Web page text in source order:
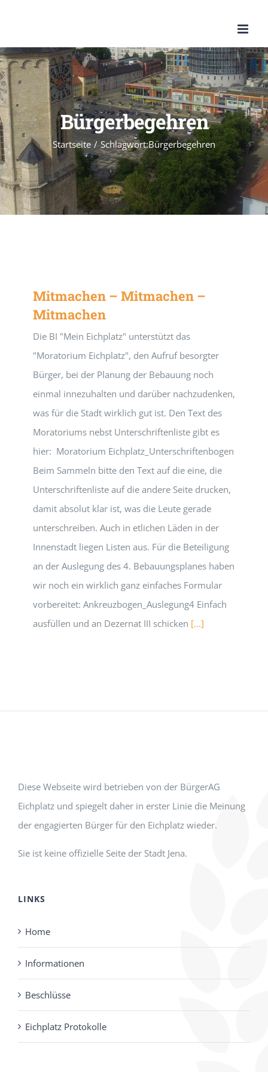
springen
Bürgerbegehren
Startseite / Schlagwort:Bürgerbegehren
Mitmachen – Mitmachen –
Mitmachen
Die BI "Mein Eichplatz" unterstützt das
"Moratorium Eichplatz", den Aufruf besorgter
Bürger, bei der Planung der Bebauung noch
einmal innezuhalten und darüber nachzudenken,
was für die Stadt wirklich gut ist. Den Text des
Moratoriums nebst Unterschriftenliste gibt es
hier: Moratorium Eichplatz_Unterschriftenbogen
Beim Sammeln bitte den Text auf die eine, die
Unterschriftenliste auf die andere Seite drucken,
damit absolut klar ist, was die Leute gerade
unterschreiben. Auch in etlichen Läden in der
Innenstadt liegen Listen aus. Für die Beteiligung
an der Auslegung des 4. Bebauungsplanes haben
wir noch ein wirklich ganz einfaches Formular
vorbereitet: Ankreuzbogen_Auslegung4 Einfach
ausfüllen und an Dezernat III schicken [...]
Diese Webseite wird betrieben von der BürgerAG
Eichplatz und spiegelt daher in erster Linie die Meinung
der engagierten Bürger für den Eichplatz wieder.
Sie ist keine offizielle Seite der Stadt Jena.
LINKS
Home
Informationen
Beschlüsse
Eichplatz Protokolle